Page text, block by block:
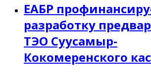
ЕАБР
разработку
ТЭО Суусамыр-
Кокомеренского